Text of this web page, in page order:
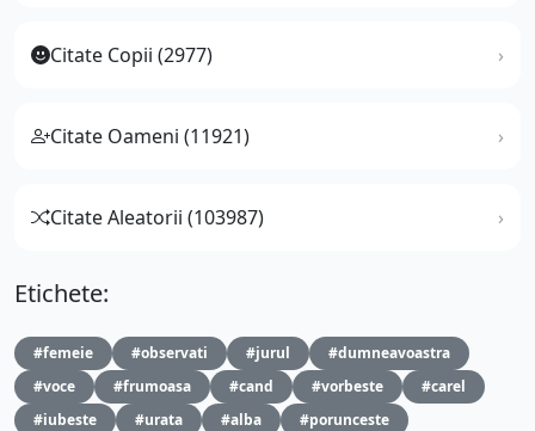
Citate Copii (2977)
Citate Oameni (11921)
Citate Aleatorii (103987)
Etichete:
#femeie #observati #jurul
#dumneavoastra
#voce
#frumoasa #cand #vorbeste
#carel
#iubeste
#urata #alba
#porunceste